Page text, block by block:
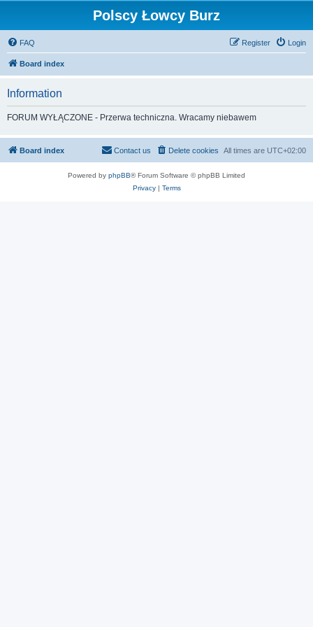
Polscy Łowcy Burz
FAQ Login
Register
Board index
Information
FORUM WYŁĄCZONE - Przerwa techniczna. Wracamy niebawem
Board index All times are UTC+02:00
Delete cookies
Contact us
Powered by phpBB® Forum Software © phpBB Limited
Privacy| Terms